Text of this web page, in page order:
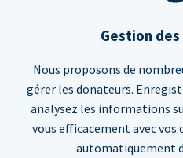
Gestion
Nous proposons de
gérer les donateurs.
analysez les informations
vous efficacement avec
automatiquement